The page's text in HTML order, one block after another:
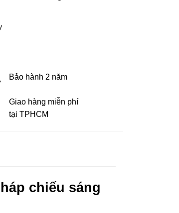
Bảo hành 2 năm
Giao hàng miễn phí
tại TPHCM
chiếu sáng